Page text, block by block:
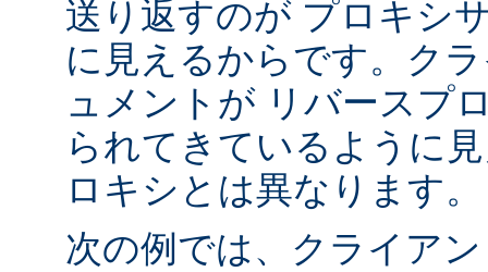
送り返すのが プロキシ
に見えるからです。ク
ュメントが リバースプ
られてきているように
ロキシとは異なります。
次の例では、クライア